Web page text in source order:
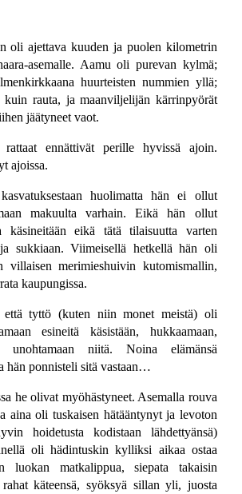
oli ajettava kuuden ja puolen kilometrin
asemalle. Aamu oli purevan kylmä;
huurteisten nummien yllä;
rauta, ja maanviljelijän kärrinpyörät
jäätyneet vaot.
rattaat ennättivät perille hyvissä ajoin.
ajoissa.
kasvatuksestaan huolimatta hän ei ollut
makuulta varhain. Eikä hän ollut
käsineitään eikä tätä tilaisuutta varten
sukkiaan. Viimeisellä hetkellä hän oli
villaisen merimieshuivin kutomismallin,
kaupungissa.
tyttö (kuten niin monet meistä) oli
esineitä käsistään, hukkaamaan,
unohtamaan niitä. Noina elämänsä
hän ponnisteli sitä vastaan…
he olivat myöhästyneet. Asemalla rouva
aina oli tuskaisen hätääntynyt ja levoton
hoidetusta kodistaan lähdettyänsä)
oli hädintuskin kylliksi aikaa ostaa
luokan matkalippua, siepata takaisin
rahat käteensä, syöksyä sillan yli, juosta